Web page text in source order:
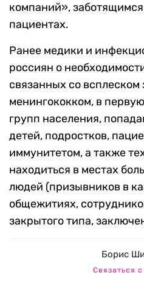
компаний»,
пациентах.
Ранее медики и
россиян о
связанных со всплеском
менингококком, в
групп населения,
детей, подростков,
иммунитетом, а также
находиться в местах
людей (призывников в
общежитиях,
закрытого типа,
Борис
Связаться